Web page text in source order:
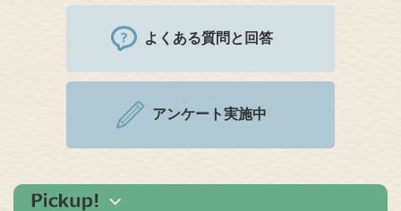
よくある質問と回答
アンケート実施中